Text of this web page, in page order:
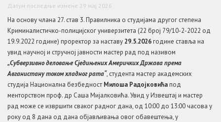
Датум последње измене 29 мај 2026
На основу члана 27. став 3. Правилника о студијама другог степена
Криминалистичко-полицијског универзитета (22 број 79/10-2-2022 од
19.9.2022 године) проректор за наставу 29.5.2026године ставља на
увид научној и стручној јавности мастер рад под називом
„Субверзивно деловање Сједињених Америчких Држава према
Авганистану током хладног рата“, студента мастер академских
студија Национална безбедност Милоша Радојковићапод
менторством проф. др Саша Мијалковића. Увид у Извештај и мастер
рад може се извршити сваког радног дана, од 10:00 до 13:00 часова у
року од 8 дана од дана објављивања овог обавештења, у